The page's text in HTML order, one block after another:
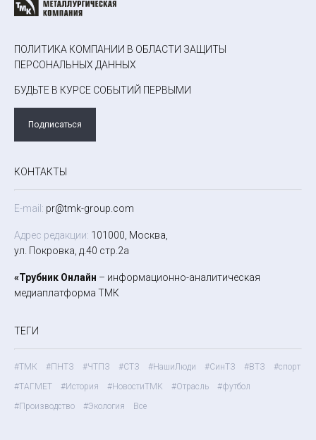
ПОЛИТИКА КОМПАНИИ В ОБЛАСТИ ЗАЩИТЫ
ПЕРСОНАЛЬНЫХ ДАННЫХ
БУДЬТЕ В КУРСЕ СОБЫТИЙ ПЕРВЫМИ
Подписаться
КОНТАКТЫ
E-mail: pr@tmk-group.com
Адрес редакции: 101000, Москва,
ул. Покровка, д.40 стр.2а
«Трубник Онлайн – информационно-аналитическая
медиаплатформа ТМК
ТЕГИ
#ТМК #ПНТЗ #ЧТПЗ #СТЗ #НашиЛюди #СинТЗ #ВТЗ
#спорт
#ТАГМЕТ
#История #НовостиТМК #Отрасль
#футбол
#Производство
#Экология Все